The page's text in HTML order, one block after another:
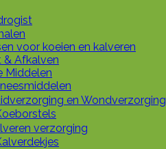
voor koeien en kalveren
& Afkalven
Middelen
en Wondverzorging
verzorging